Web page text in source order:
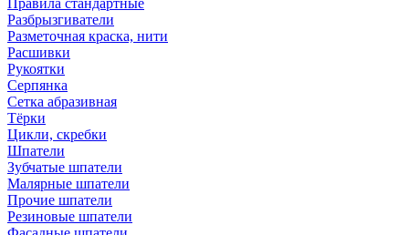
Правила стандартные
Разбрызгиватели
Разметочная краска, нити
Расшивки
Рукоятки
Серпянка
Сетка абразивная
Тёрки
Цикли, скребки
Шпатели
Зубчатые шпатели
Малярные шпатели
Прочие шпатели
Резиновые шпатели